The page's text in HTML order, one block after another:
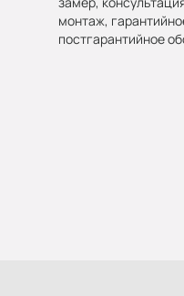
монтаж,
постгарантийное